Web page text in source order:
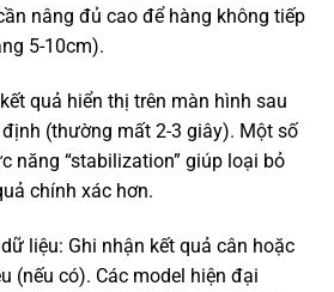
nâng đủ cao để hàng không tiếp
5-10cm).
quả hiển thị trên màn hình sau
(thường mất 2-3 giây). Một số
năng “stabilization” giúp loại bỏ
chính xác hơn.
liệu: Ghi nhận kết quả cân hoặc
(nếu có). Các model hiện đại